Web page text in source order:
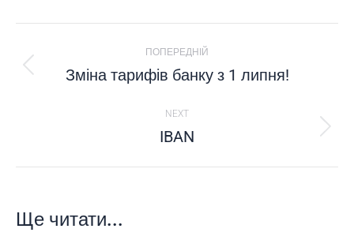
NAVIGATION
ПОПЕРЕДНІЙ
Попередній
Зміна тарифів банку з 1 липня!
NEXT
Next
post:
IBAN
Ще читати...